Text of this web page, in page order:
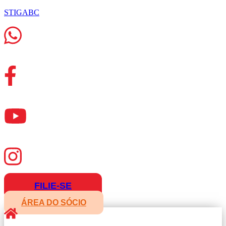
STIGABC
FILIE-SE
ÁREA DO SÓCIO